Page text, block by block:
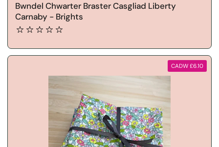
Bwndel Chwarter Braster Casgliad Liberty
Carnaby - Brights
CADW £6.10